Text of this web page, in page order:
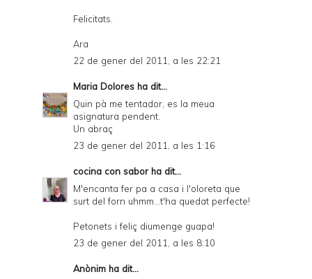
Felicitats.
Ara
22 de gener del 2011, a les 22:21
Maria Dolores ha dit...
Quin pà me tentador, es la meua
asignatura pendent.
Un abraç
23 de gener del 2011, a les 1:16
cocina con sabor ha dit...
M'encanta fer pa a casa i l'oloreta que
surt del forn uhmm...t'ha quedat perfecte!
Petonets i feliç diumenge guapa!
23 de gener del 2011, a les 8:10
Anònim ha dit...